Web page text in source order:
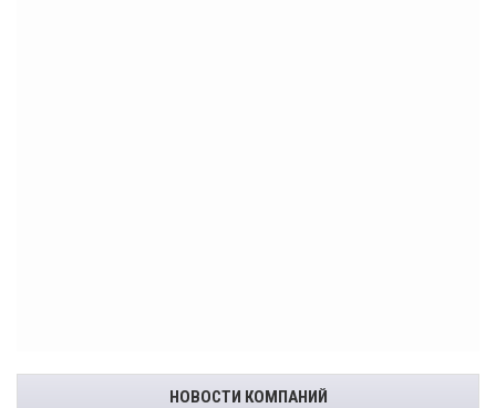
НОВОСТИ КОМПАНИЙ